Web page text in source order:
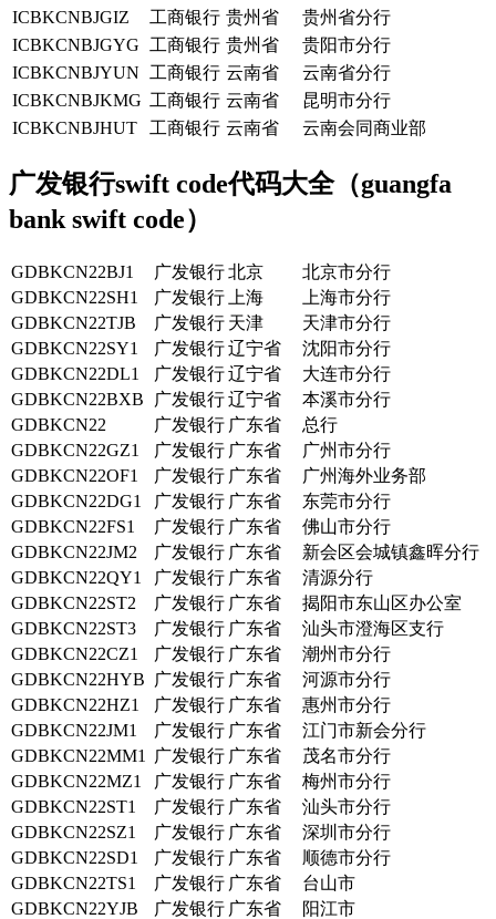
ICBKCNBJGIZ
工商银行 贵州省
贵州省分行
ICBKCNBJGYG
工商银行 贵州省
贵阳市分行
ICBKCNBJYUN
工商银行 云南省
云南省分行
ICBKCNBJKMG 工商银行 云南省
昆明市分行
ICBKCNBJHUT
工商银行 云南省 云南会同商业部
广发银行swift code代码大全（guangfa
bank swift code）
GDBKCN22BJ1 广发银行北京
北京市分行
GDBKCN22SH1
广发银行 上海
上海市分行
GDBKCN22TJB
广发银行 天津
天津市分行
GDBKCN22SY1
广发银行辽宁省
沈阳市分行
GDBKCN22DL1
广发银行辽宁省
大连市分行
GDBKCN22BXB
广发银行辽宁省
本溪市分行
GDBKCN22
广发银行 广东省
总行
GDBKCN22GZ1
广发银行 广东省
广州市分行
GDBKCN22OF1
广发银行 广东省
广州海外业务部
GDBKCN22DG1
广发银行 广东省
东莞市分行
GDBKCN22FS1
广发银行 广东省
佛山市分行
GDBKCN22JM2
广发银行 广东省
新会区会城镇鑫晖分行
GDBKCN22QY1
广发银行 广东省
清源分行
GDBKCN22ST2
广发银行 广东省
揭阳市东山区办公室
GDBKCN22ST3
广发银行 广东省
汕头市澄海区支行
GDBKCN22CZ1
广发银行 广东省
潮州市分行
GDBKCN22HYB
广发银行 广东省
河源市分行
GDBKCN22HZ1
广发银行 广东省
惠州市分行
GDBKCN22JM1
广发银行 广东省
江门市新会分行
GDBKCN22MM1
广发银行 广东省
茂名市分行
GDBKCN22MZ1
广发银行 广东省
梅州市分行
GDBKCN22ST1
广发银行 广东省
汕头市分行
GDBKCN22SZ1
广发银行 广东省
深圳市分行
GDBKCN22SD1
广发银行 广东省
顺德市分行
GDBKCN22TS1
广发银行 广东省
台山市
GDBKCN22YJB
广发银行 广东省
阳江市